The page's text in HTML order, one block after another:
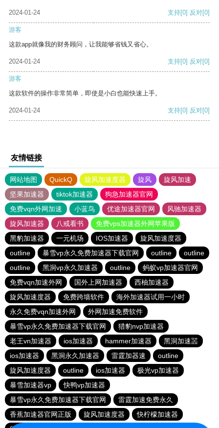
2024-01-24 支持[0] 反对[0]
游客
这款app就像我的财务顾问，让我能够省钱又省心。
2024-01-24 支持[0] 反对[0]
游客
这款软件的操作非常简单，即使是小白也能快速上手。
2024-01-24 支持[0] 反对[0]
友情链接
网站地图 QuickQ 旋风加速度器 旋风
旋风加速
坚果加速器
tiktok加速器
狗急加速器官网
免费vqn外网加速
小蓝鸟 优途加速器官网
风驰加速器
旋风加速器
八戒看书
免费vps加速器外网苹果版
黑豹加速器
一元机场 IOS加速器
旋风加速度器
outline
暴雪vp永久免费加速器下载官网 outline
outline
outline
黑洞vp永久加速器 outline
蚂蚁vp加速器官网
免费vqn加速外网
国外上网加速器
西柚加速器
旋风加速度器
免费跨墙软件
海外加速器试用一小时
永久免费vqn加速外网
外网加速免费软件
暴雪vp永久免费加速器下载官网
猎豹nvp加速器
老王vn加速器
ios加速器 hammer加速器
黑洞加速噐
ios加速器
黑洞永久加速器 雷霆加器速
outline
旋风加速度器
outline ios加速器
极光vp加速器
暴雪加速器vp
快鸭vp加速器
暴雪vp永久免费加速器下载官网
雷霆加速免费永久
香蕉加速器官网正版
旋风加速度器
快柠檬加速器